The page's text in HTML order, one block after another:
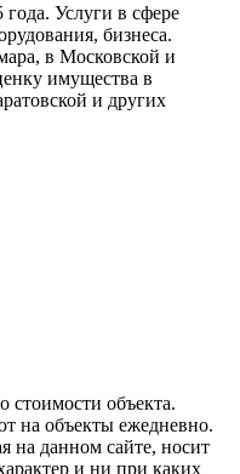
Услуги в сфере
бизнеса.
в Московской и
имущества в
и других
стоимости объекта.
на объекты ежедневно.
на данном сайте, носит
и ни при каких